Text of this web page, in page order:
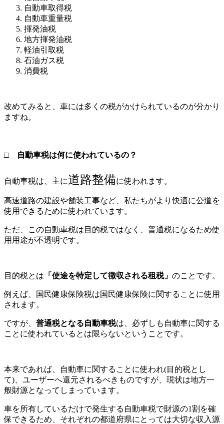
自動車取得税
自動車重量税
揮発油税
地方揮発油税
軽油引取税
石油ガス税
消費税
改めてみると、車には多くの税がかけられているのが分かり
ますね。
□ 自動車税は何に使われているの？
自動車税は、主に道路整備に使われます。
高速道路の建設や舗装工事など、私たちがより快適に公道を
使用できるために使われています。
ただ、この自動車税は目的税ではなく、普通税になるため使
用用途が不透明です。
目的税とは 「使途を特定して徴収される租税」 のことです。
例えば、国民健康保険税は国民健康保険に関することに使用
されます。
ですが、 普通税となる自動車税は、必ずしも自動車に関する
ことに使われているとは限らないということです。
本来であれば、自動車に関することに使われ(目的税とし
て)、ユーザーへ還元されるべきものですが、現状は地方一
般財源となってしまっています。
車を所有しているだけで発生する自動車税で財源の1割を確
保できるため、それぞれの都道府県にとっては大切な収入源